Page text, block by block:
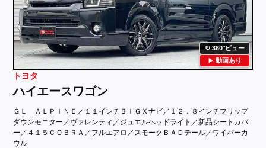
360°ビュー
動画あり
トヨタ
ハイエースワゴン
ＧＬ ＡＬＰＩＮＥ／１１インチＢＩＧＸナビ／１２．８インチフリップ
ダウンモニター／ヴァレンティ／ジュエルヘッドライト／新品シートカバ
ー／４１５ＣＯＢＲＡ／フルエアロ／スモークＢＡＤテール／ワイパーカ
ウル